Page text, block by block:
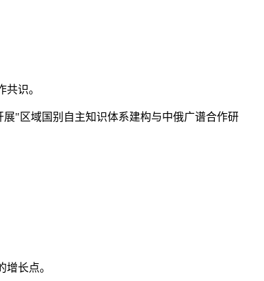
识。
"区域国别自主知识体系建构与中俄广谱合作研
长点。